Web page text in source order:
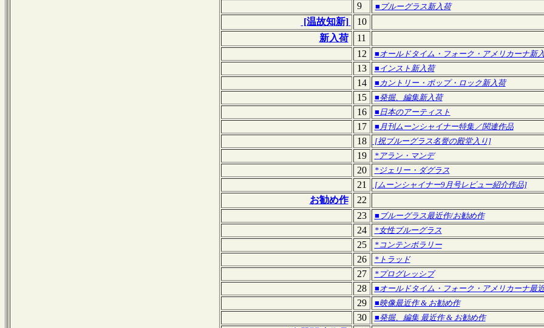
9
■ブルーグラス新入荷
[温故知新]
10
新入荷
11
12
■オールドタイム・フォーク・アメリカーナ新
13 ■インスト新入荷
14 ■カントリー・ポップ・ロック新入荷
15 ■発掘、編集新入荷
16 ■日本のアーティスト
17 ■月刊ムーンシャイナー特集／関連作品
18 [祝ブルーグラス名誉の殿堂入り]
19 *アラン・マンデ
20 *ジェリー・ダグラス
21 [ムーンシャイナー9月号レビュー紹介作品]
お勧め作
22
23
■ブルーグラス最近作/お勧め作
24 *女性ブルーグラス
25 *コンテンポラリー
26 *トラッド
27 *プログレッシブ
28 ■オールドタイム・フォーク・アメリカーナ最
29 ■映像最近作 & お勧め作
30 ■発掘、編集 最近作 & お勧め作